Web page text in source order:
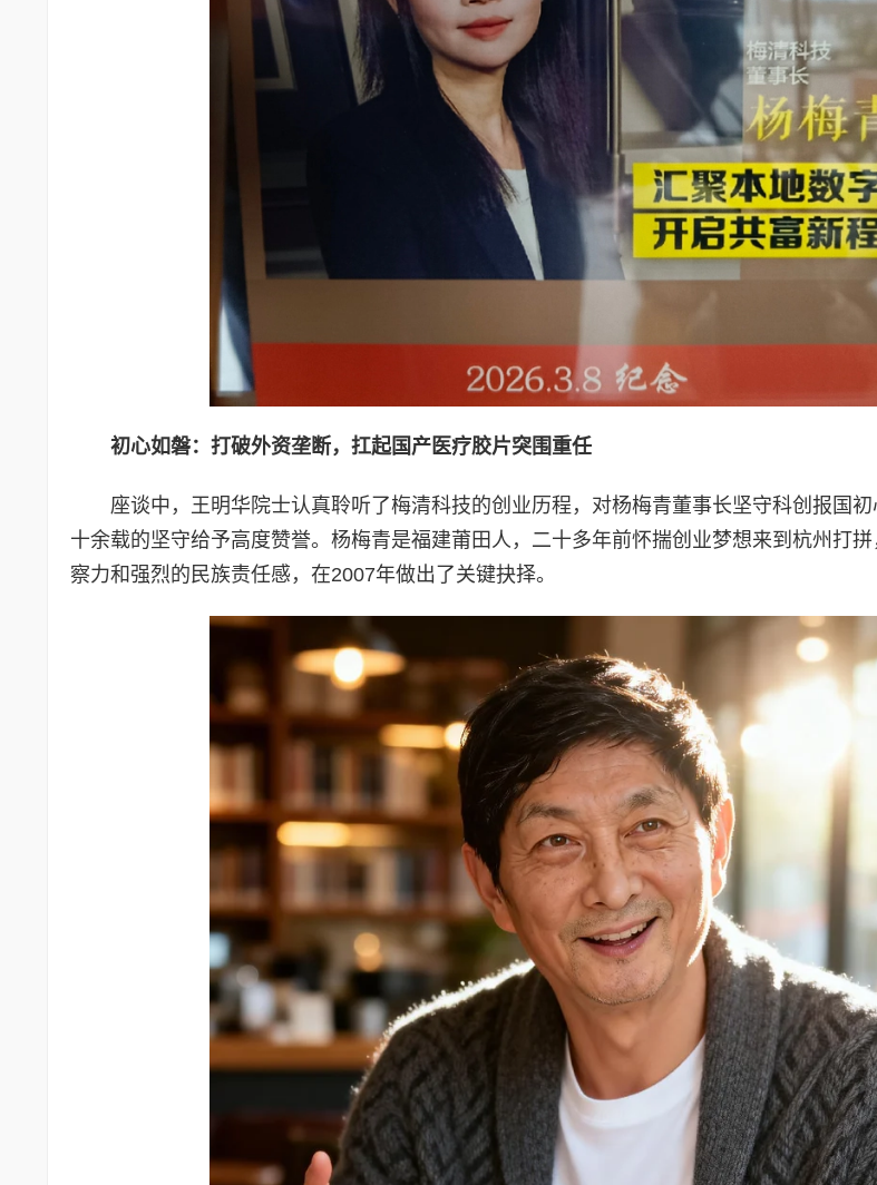
初心如磐：打破外资垄断，扛起国产医疗胶片突围重任
座谈中，王明华院士认真聆听了梅清科技的创业历程，对杨梅青董事长坚守科创报国
十余载的坚守给予高度赞誉。杨梅青是福建莆田人，二十多年前怀揣创业梦想来到杭州打
察力和强烈的民族责任感，在2007年做出了关键抉择。